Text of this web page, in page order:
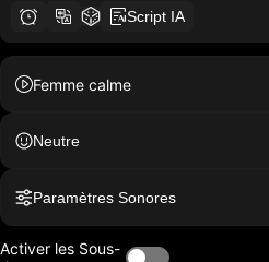
Script IA
Femme calme
Neutre
Paramètres Sonores
Activer les Sous-